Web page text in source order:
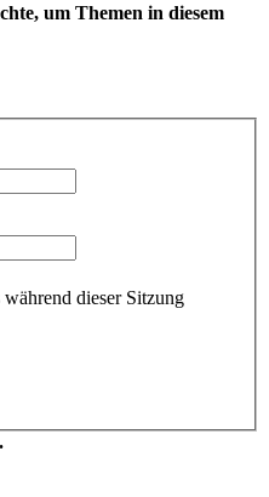
um Themen in diesem
dieser Sitzung